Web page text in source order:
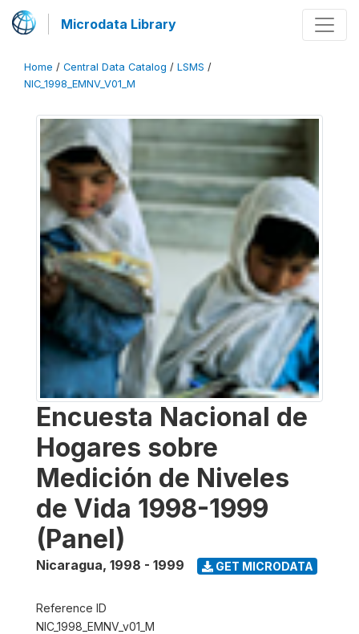
Microdata Library
Home / Central Data Catalog / LSMS /
NIC_1998_EMNV_V01_M
Encuesta Nacional de
Hogares sobre
Medición de Niveles
de Vida 1998-1999
(Panel)
Nicaragua, 1998 - 1999 GET MICRODATA
Reference ID
NIC_1998_EMNV_v01_M